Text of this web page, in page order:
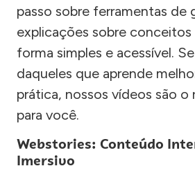
passo sobre ferramentas de
explicações sobre
forma simples e acessível.
daqueles que aprende
prática, nossos vídeos são o
para você.
Webstories: Conteúdo
Imersivo